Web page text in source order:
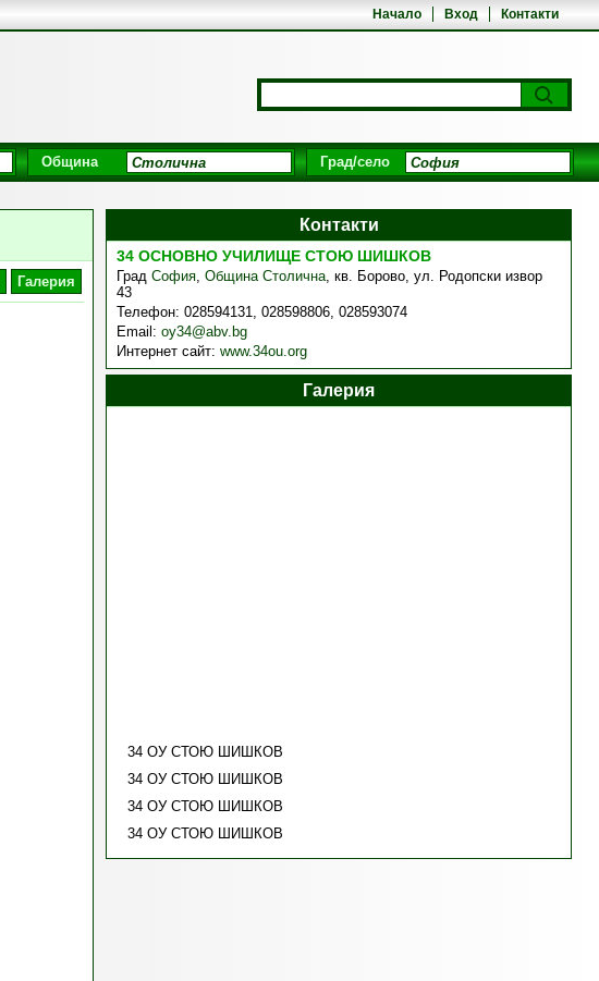
Начало Вход Контакти
Община Град/село
Галерия
Контакти
34 ОСНОВНО УЧИЛИЩЕ СТОЮ ШИШКОВ
Град София, Община Столична, кв. Борово, ул. Родопски извор
43
Телефон: 028594131, 028598806, 028593074
Email: oy34@abv.bg
Интернет сайт: www.34ou.org
Галерия
34 ОУ СТОЮ ШИШКОВ
34 ОУ СТОЮ ШИШКОВ
34 ОУ СТОЮ ШИШКОВ
34 ОУ СТОЮ ШИШКОВ